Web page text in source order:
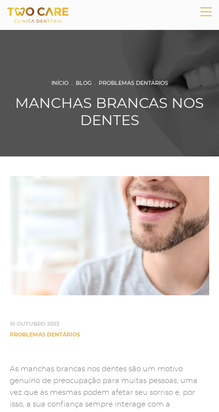
INÍCIO. BLOG. PROBLEMAS DENTÁRIOS
MANCHAS BRANCAS NOS
DENTES
10 OUTUBRO 2023
PROBLEMAS DENTÁRIOS
As manchas brancas nos dentes são um motivo
genuíno de preocupação para muitas pessoas, uma
vez que as mesmas podem afetar seu sorriso e, por
isso, a sua confiança sempre interage com a